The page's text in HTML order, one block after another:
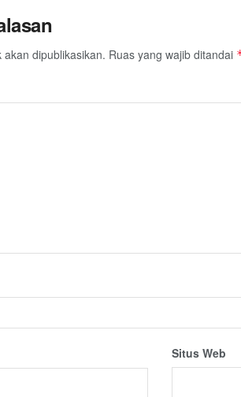
dipublikasikan. Ruas yang wajib ditandai
Situs Web